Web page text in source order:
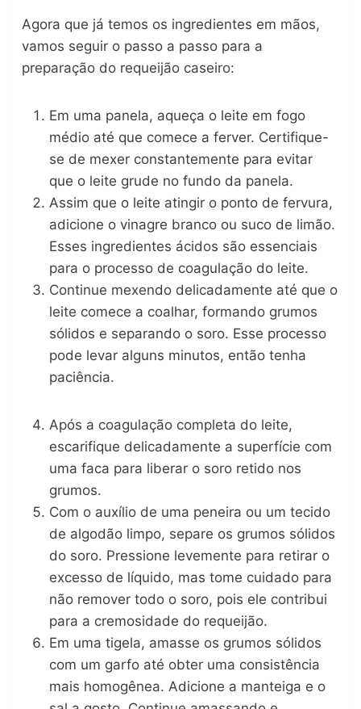
Agora que já temos os ingredientes em mãos,
vamos seguir o passo a passo para a
preparação do requeijão caseiro:
Em uma panela, aqueça o leite em fogo
médio até que comece a ferver. Certifique-
se de mexer constantemente para evitar
que o leite grude no fundo da panela.
Assim que o leite atingir o ponto de fervura,
adicione o vinagre branco ou suco de limão.
Esses ingredientes ácidos são essenciais
para o processo de coagulação do leite.
Continue mexendo delicadamente até que o
leite comece a coalhar, formando grumos
sólidos e separando o soro. Esse processo
pode levar alguns minutos, então tenha
paciência.
Após a coagulação completa do leite,
escarifique delicadamente a superfície com
uma faca para liberar o soro retido nos
grumos.
Com o auxílio de uma peneira ou um tecido
de algodão limpo, separe os grumos sólidos
do soro. Pressione levemente para retirar o
excesso de líquido, mas tome cuidado para
não remover todo o soro, pois ele contribui
para a cremosidade do requeijão.
Em uma tigela, amasse os grumos sólidos
com um garfo até obter uma consistência
mais homogênea. Adicione a manteiga e o